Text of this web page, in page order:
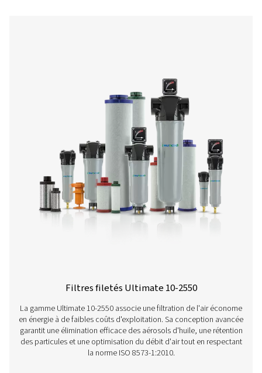
Une gamme complète
produits
Pour en savoir plus sur nos différents types de filtres
cliquez sur le lien ci-dessous :